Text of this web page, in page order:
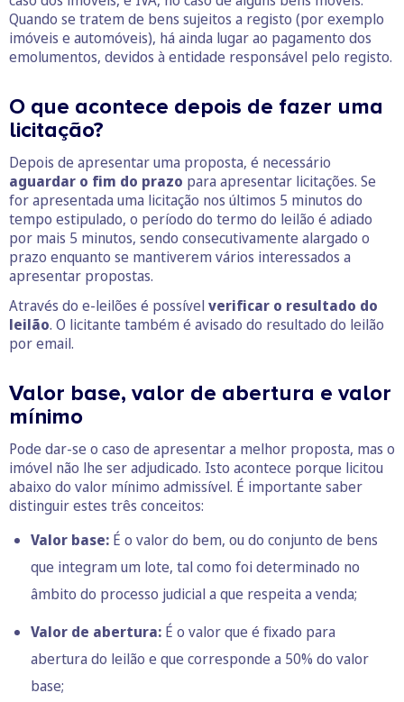
Quando se tratem de bens sujeitos a registo (por exemplo
imóveis e automóveis), há ainda lugar ao pagamento dos
emolumentos, devidos à entidade responsável pelo registo.
O que acontece depois de fazer uma
licitação?
Depois de apresentar uma proposta, é necessário
aguardar o fim do prazo para apresentar licitações. Se
for apresentada uma licitação nos últimos 5 minutos do
tempo estipulado, o período do termo do leilão é adiado
por mais 5 minutos, sendo consecutivamente alargado o
prazo enquanto se mantiverem vários interessados a
apresentar propostas.
Através do e-leilões é possível verificar o resultado do
leilão. O licitante também é avisado do resultado do leilão
por email.
Valor base, valor de abertura e valor
mínimo
Pode dar-se o caso de apresentar a melhor proposta, mas o
imóvel não lhe ser adjudicado. Isto acontece porque licitou
abaixo do valor mínimo admissível. É importante saber
distinguir estes três conceitos:
Valor base: É o valor do bem, ou do conjunto de bens
que integram um lote, tal como foi determinado no
âmbito do processo judicial a que respeita a venda;
Valor de abertura: É o valor que é fixado para
abertura do leilão e que corresponde a 50% do valor
base;